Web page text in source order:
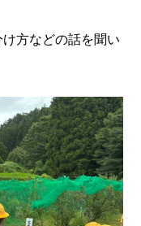
方などの話を聞い